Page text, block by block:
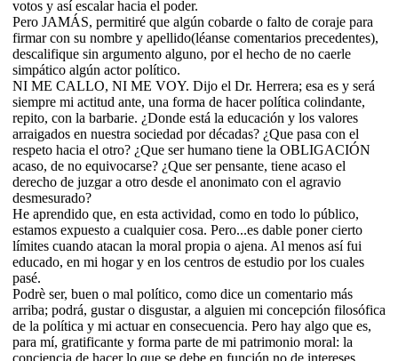
votos y así escalar hacia el poder.
Pero JAMÁS, permitiré que algún cobarde o falto de coraje para
firmar con su nombre y apellido(léanse comentarios precedentes),
descalifique sin argumento alguno, por el hecho de no caerle
simpático algún actor político.
NI ME CALLO, NI ME VOY. Dijo el Dr. Herrera; esa es y será
siempre mi actitud ante, una forma de hacer política colindante,
repito, con la barbarie. ¿Donde está la educación y los valores
arraigados en nuestra sociedad por décadas? ¿Que pasa con el
respeto hacia el otro? ¿Que ser humano tiene la OBLIGACIÓN
acaso, de no equivocarse? ¿Que ser pensante, tiene acaso el
derecho de juzgar a otro desde el anonimato con el agravio
desmesurado?
He aprendido que, en esta actividad, como en todo lo público,
estamos expuesto a cualquier cosa. Pero...es dable poner cierto
límites cuando atacan la moral propia o ajena. Al menos así fui
educado, en mi hogar y en los centros de estudio por los cuales
pasé.
Podrè ser, buen o mal político, como dice un comentario más
arriba; podrá, gustar o disgustar, a alguien mi concepción filosófica
de la política y mi actuar en consecuencia. Pero hay algo que es,
para mí, gratificante y forma parte de mi patrimonio moral: la
conciencia de hacer lo que se debe en función no de intereses